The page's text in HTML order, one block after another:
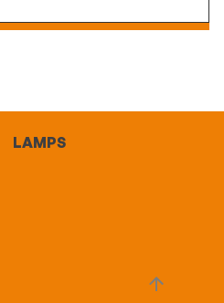
LAMPS